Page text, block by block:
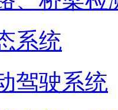
系统
驾驶系统